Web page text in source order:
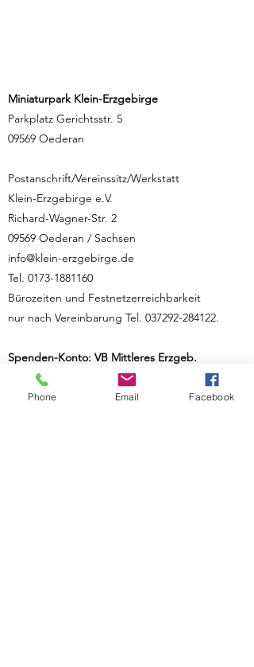
Miniaturpark Klein-Erzgebirge
Parkplatz Gerichtsstr. 5
09569 Oederan
Postanschrift/Vereinssitz/Werkstatt
Klein-Erzgebirge e.V.
Richard-Wagner-Str. 2
09569 Oederan / Sachsen
info@klein-erzgebirge.de
Tel. 0173-1881160
Bürozeiten und Festnetzerreichbarkeit
nur nach Vereinbarung Tel. 037292-284122.
Spenden-Konto: VB Mittleres Erzgeb.
DE818706 9075 0540 132810
Weitere rechtliche Angaben zum Impressum
Phone Email Facebook